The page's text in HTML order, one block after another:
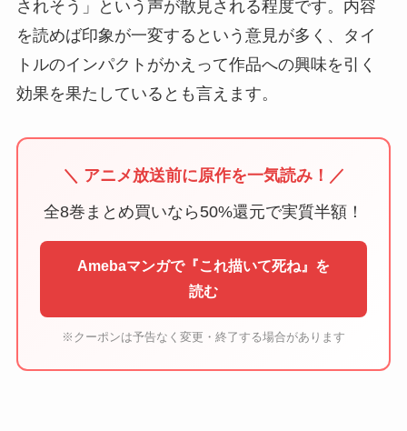
されそう」という声が散見される程度です。内容
を読めば印象が一変するという意見が多く、タイ
トルのインパクトがかえって作品への興味を引く
効果を果たしているとも言えます。
＼ アニメ放送前に原作を一気読み！／
全8巻まとめ買いなら50%還元で実質半額！
Amebaマンガで『これ描いて死ね』を
読む
※クーポンは予告なく変更・終了する場合があります